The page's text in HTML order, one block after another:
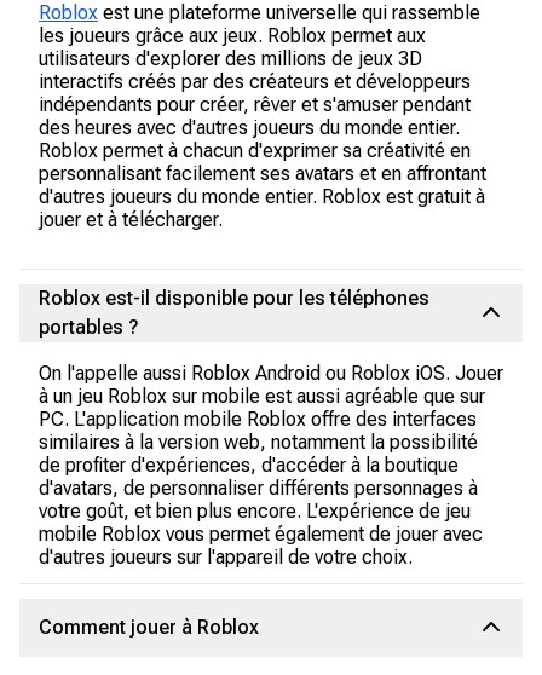
Roblox est une plateforme universelle qui rassemble
les joueurs grâce aux jeux. Roblox permet aux
utilisateurs d'explorer des millions de jeux 3D
interactifs créés par des créateurs et développeurs
indépendants pour créer, rêver et s'amuser pendant
des heures avec d'autres joueurs du monde entier.
Roblox permet à chacun d'exprimer sa créativité en
personnalisant facilement ses avatars et en affrontant
d'autres joueurs du monde entier. Roblox est gratuit à
jouer et à télécharger.
Roblox est-il disponible pour les téléphones
portables ?
On l'appelle aussi Roblox Android ou Roblox iOS. Jouer
à un jeu Roblox sur mobile est aussi agréable que sur
PC. L'application mobile Roblox offre des interfaces
similaires à la version web, notamment la possibilité
de profiter d'expériences, d'accéder à la boutique
d'avatars, de personnaliser différents personnages à
votre goût, et bien plus encore. L'expérience de jeu
mobile Roblox vous permet également de jouer avec
d'autres joueurs sur l'appareil de votre choix.
Comment jouer à Roblox